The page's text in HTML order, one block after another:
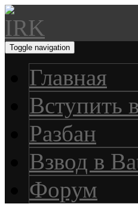
Toggle navigation
Главная
Вступить
Разбан
Взвод в
Форум